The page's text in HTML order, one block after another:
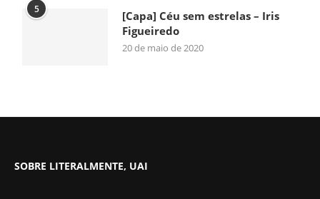
5
[Capa] Céu sem estrelas – Iris
Figueiredo
20 de maio de 2020
SOBRE LITERALMENTE, UAI